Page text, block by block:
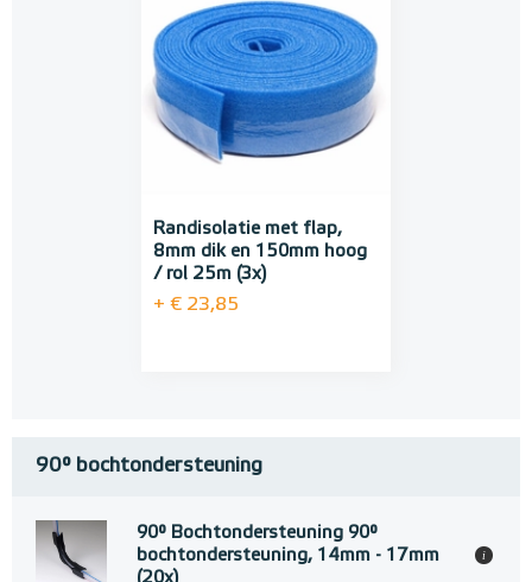
Randisolatie met flap,
8mm dik en 150mm hoog
/ rol 25m (3x)
+ € 23,85
90° bochtondersteuning
90° Bochtondersteuning 90°
bochtondersteuning, 14mm - 17mm
(20x)
i